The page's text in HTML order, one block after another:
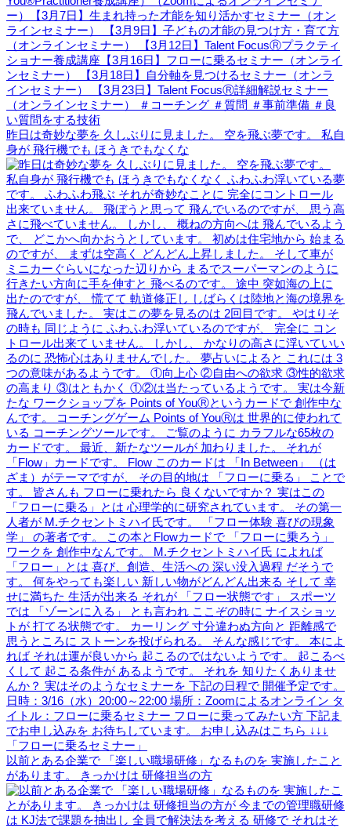
昨日は奇妙な夢を 久しぶりに見ました。 空を飛ぶ夢です。 私自
身が 飛行機でも ほうきでもなくな
以前とある企業で 「楽しい職場研修」なるものを 実施したこと
があります。 きっかけは 研修担当の方